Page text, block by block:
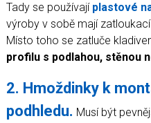
Tady se používají plastové
výroby v sobě mají
Místo toho se zatluče
profilu s podlahou, stěnou
2. Hmoždinky k
podhledu. Musí být